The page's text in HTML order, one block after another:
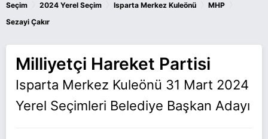
Seçim 2024 Yerel Seçim Isparta Merkez Kuleönü MHP
Sezayi Çakır
Milliyetçi Hareket Partisi
Isparta Merkez Kuleönü 31 Mart 2024
Yerel Seçimleri Belediye Başkan Adayı